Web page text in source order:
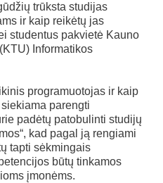
trūksta studijas
ir kaip reikėtų jas
studentus pakvietė Kauno
Informatikos
programuotojas ir kaip
parengti
padėtų patobulinti studijų
kad pagal ją rengiami
tapti sėkmingais
būtų tinkamos
įmonėms.